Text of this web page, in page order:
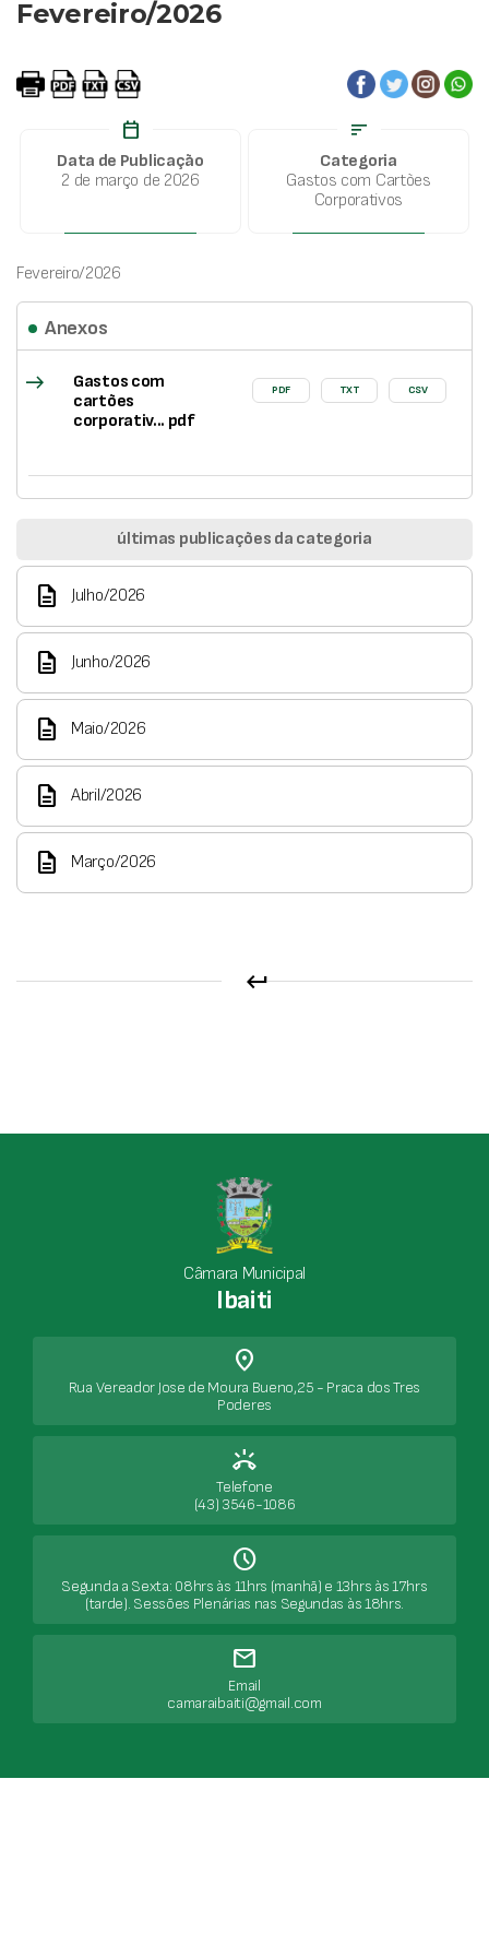
Fevereiro/2026
calendar_today
Data de Publicação
2 de março de 2026
sort
Categoria
Gastos com Cartões
Corporativos
Fevereiro/2026
Anexos
east
Gastos com
cartões
corporativ... pdf
PDF TXT CSV
últimas publicações da categoria
description Julho/2026
description Junho/2026
description Maio/2026
description Abril/2026
description Março/2026
keyboard_return
Câmara Municipal
Ibaiti
place
Rua Vereador Jose de Moura Bueno,25 - Praca dos Tres
Poderes
ring_volume
Telefone
(43) 3546-1086
Schedule
Segunda a Sexta: 08hrs às 11hrs (manhã) e 13hrs às 17hrs
(tarde). Sessões Plenárias nas Segundas às 18hrs.
mail
Email
camaraibaiti@gmail.com